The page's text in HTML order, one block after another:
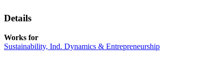
Details
Works for
Sustainability, Ind. Dynamics & Entrepreneurship